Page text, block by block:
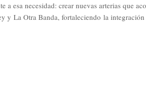
esa necesidad: crear nuevas arterias que
y La Otra Banda, fortaleciendo la